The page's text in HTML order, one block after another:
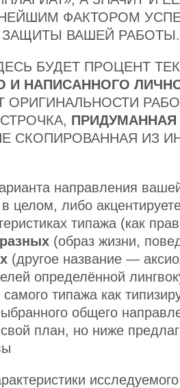
ФАКТОРОМ
ВАШЕЙ РАБОТЫ.
БУДЕТ ПРОЦЕНТ
И НАПИСАННОГО
ОРИГИНАЛЬНОСТИ
СКОПИРОВАННАЯ ИЗ
направления
целом, либо
типажа (как
(образ жизни,
(другое название —
определённой
самого типажа как
общего
свой план, но ниже
исследуемого